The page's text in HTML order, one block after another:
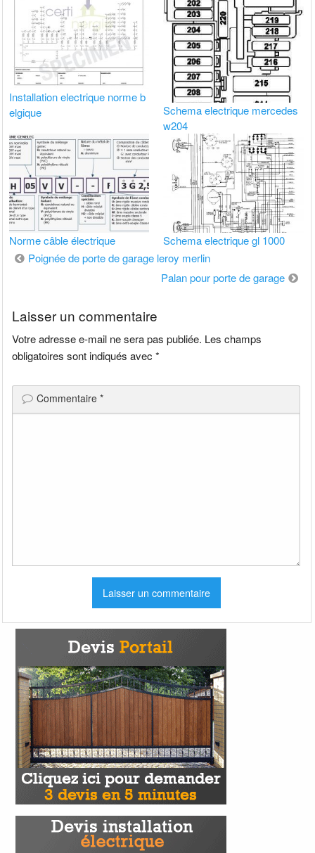
Installation electrique norme b
elgique
Schema electrique mercedes
w204
Norme câble électrique Schema electrique gl 1000
Navigation
Poignée de porte de garage leroy merlin
Palan pour porte de garage
Laisser un commentaire
Votre adresse e-mail ne sera pas publiée. Les champs
obligatoires sont indiqués avec*
Commentaire*